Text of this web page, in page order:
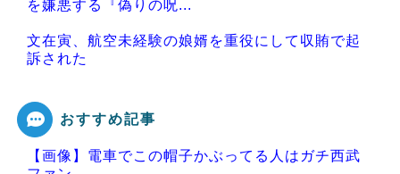
を嫌悪する『偽りの呪...
文在寅、航空未経験の娘婿を重役にして収賄で起
訴された
Powered by livedoor 相互RSS
おすすめ記事
【画像】電車でこの帽子かぶってる人はガチ西武